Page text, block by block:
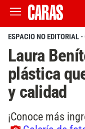
ESPACIO NO EDITORIAL
Laura
plástica
y calidad
¡Conoce más